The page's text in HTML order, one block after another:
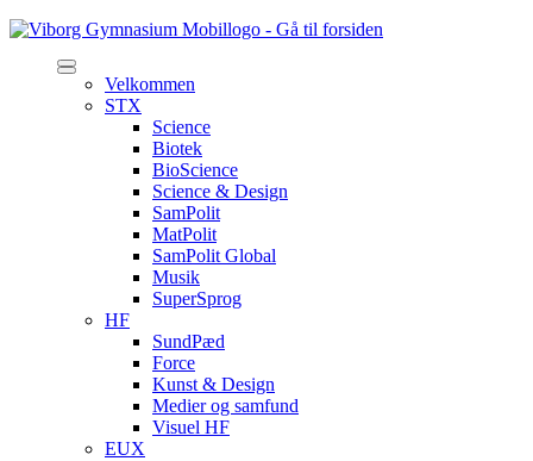
Velkommen
STX
Science
Biotek
BioScience
Science & Design
SamPolit
MatPolit
SamPolit Global
Musik
SuperSprog
HF
SundPæd
Force
Kunst & Design
Medier og samfund
Visuel HF
EUX